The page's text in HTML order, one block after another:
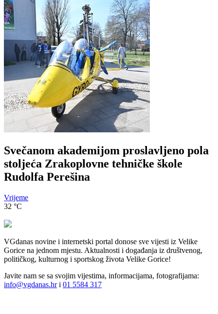
Svečanom akademijom proslavljeno pola
stoljeća Zrakoplovne tehničke škole
Rudolfa Perešina
Vrijeme
32 °C
VGdanas novine i internetski portal donose sve vijesti iz Velike
Gorice na jednom mjestu. Aktualnosti i događanja iz društvenog,
političkog, kulturnog i sportskog života Velike Gorice!
Javite nam se sa svojim vijestima, informacijama, fotografijama:
info@vgdanas.hri 01 5584 317